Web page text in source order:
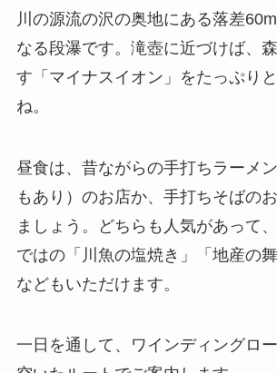
川の源流の沢の奥地にある落差
なる段瀑です。滝壺に近づけば、
す「マイナスイオン」をたっぷり
ね。
昼食は、昔ながらの手打ちラーメ
もあり）のお店か、手打ちそばの
ましょう。どちらも人気があって
ではの「川魚の塩焼き」「地産の舞
などもいただけます。
一日を通して、ワインディングロー